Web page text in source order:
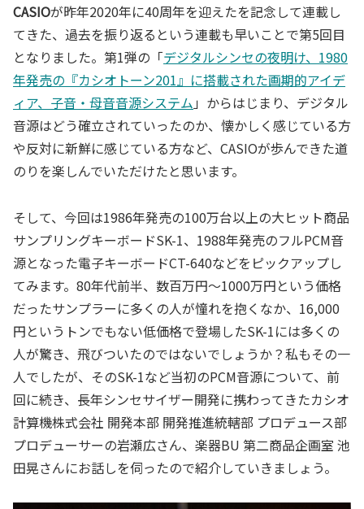
CASIOが昨年2020年に40周年を迎えたを記念して連載し
てきた、過去を振り返るという連載も早いことで第5回目
となりました。第1弾の「デジタルシンセの夜明け、1980
年発売の『カシオトーン201』に搭載された画期的アイデ
ィア、子音・母音音源システム 」からはじまり、デジタル
音源はどう確立されていったのか、懐かしく感じている方
や反対に新鮮に感じている方など、CASIOが歩んできた道
のりを楽しんでいただけたと思います。
そして、今回は1986年発売の100万台以上の大ヒット商品
サンプリングキーボードSK-1、1988年発売のフルPCM音
源となった電子キーボードCT-640などをピックアップし
てみます。80年代前半、数百万円～1000万円という価格
だったサンプラーに多くの人が憧れを抱くなか、16,000
円というトンでもない低価格で登場したSK-1には多くの
人が驚き、飛びついたのではないでしょうか？私もその一
人でしたが、そのSK-1など当初のPCM音源について、前
回に続き、長年シンセサイザー開発に携わってきたカシオ
計算機株式会社 開発本部 開発推進統轄部 プロデュース部
プロデューサーの岩瀬広さん、楽器BU 第二商品企画室 池
田晃さんにお話しを伺ったので紹介していきましょう。